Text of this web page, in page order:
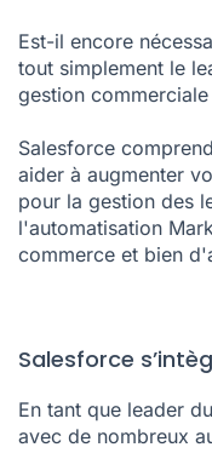
Est-il encore
tout simplement le
gestion
Salesforce
aider à augmenter
pour la gestion des
l'automatisation
commerce et bien
Salesforce
En tant que leader
avec de nombreux